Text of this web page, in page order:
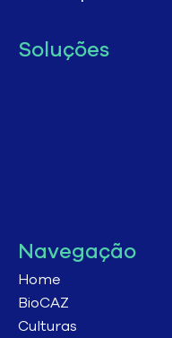
Soluções
Navegação
Home
BioCAZ
Culturas